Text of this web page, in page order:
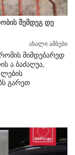
შემდეგ დე
ახალი ამბები
მიმდებარედ
ა.ბაძაღუა,
გარეთ